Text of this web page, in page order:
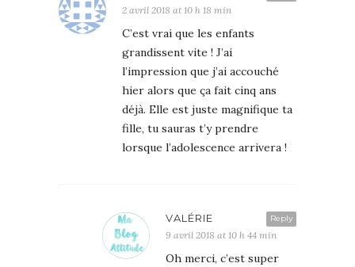
2 avril 2018 at 10 h 18 min
C’est vrai que les enfants
grandissent vite ! J’ai
l’impression que j’ai accouché
hier alors que ça fait cinq ans
déjà. Elle est juste magnifique ta
fille, tu sauras t’y prendre
lorsque l’adolescence arrivera !
Reply
VALÉRIE
9 avril 2018 at 10 h 44 min
Oh merci, c’est super